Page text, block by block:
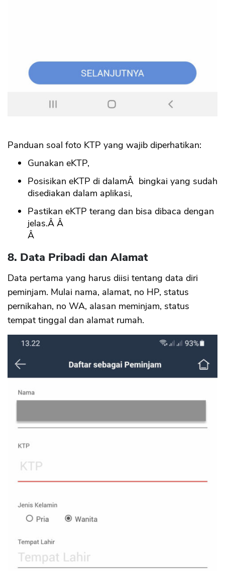
Panduan soal foto KTP yang wajib diperhatikan:
Gunakan eKTP,
Posisikan eKTP di dalamÂ bingkai yang sudah
disediakan dalam aplikasi,
Pastikan eKTP terang dan bisa dibaca dengan
jelas.Â Â
Â
8. Data Pribadi dan Alamat
Data pertama yang harus diisi tentang data diri
peminjam. Mulai nama, alamat, no HP, status
pernikahan, no WA, alasan meminjam, status
tempat tinggal dan alamat rumah.